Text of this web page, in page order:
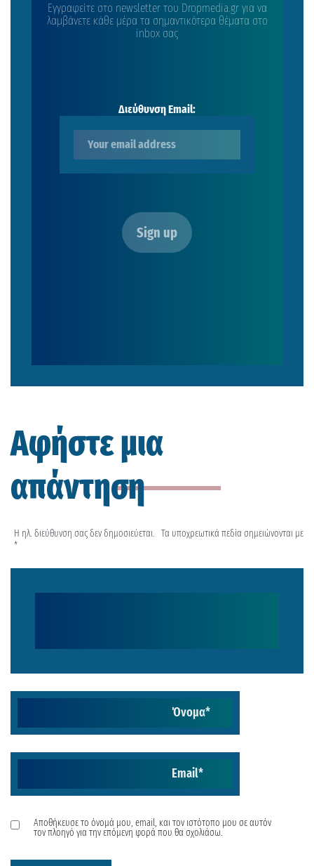
Εγγραφείτε στο newsletter του Dropmedia.gr για να
λαμβάνετε κάθε μέρα τα σημαντικότερα θέματα στο
inbox σας
Διεύθυνση Email:
Αφήστε μια
απάντηση
Η ηλ. διεύθυνση σας δεν δημοσιεύεται. Τα υποχρεωτικά πεδία σημειώνονται με
*
Όνομα*
Email*
Αποθήκευσε το όνομά μου, email, και τον ιστότοπο μου σε αυτόν
τον πλοηγό για την επόμενη φορά που θα σχολιάσω.